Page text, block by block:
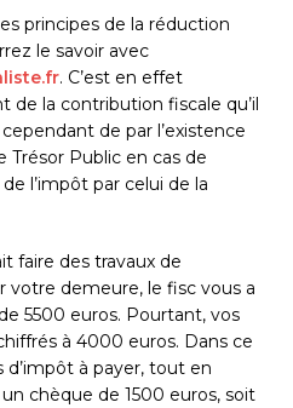
principes de la réduction
le savoir avec
. C’est en effet
la contribution fiscale qu’il
de par l’existence
Trésor Public en cas de
l’impôt par celui de la
faire des travaux de
demeure, le fisc vous a
5500 euros. Pourtant, vos
à 4000 euros. Dans ce
d’impôt à payer, tout en
chèque de 1500 euros, soit